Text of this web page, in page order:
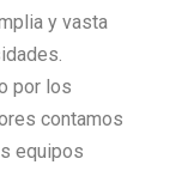
y vasta
por los
contamos
equipos